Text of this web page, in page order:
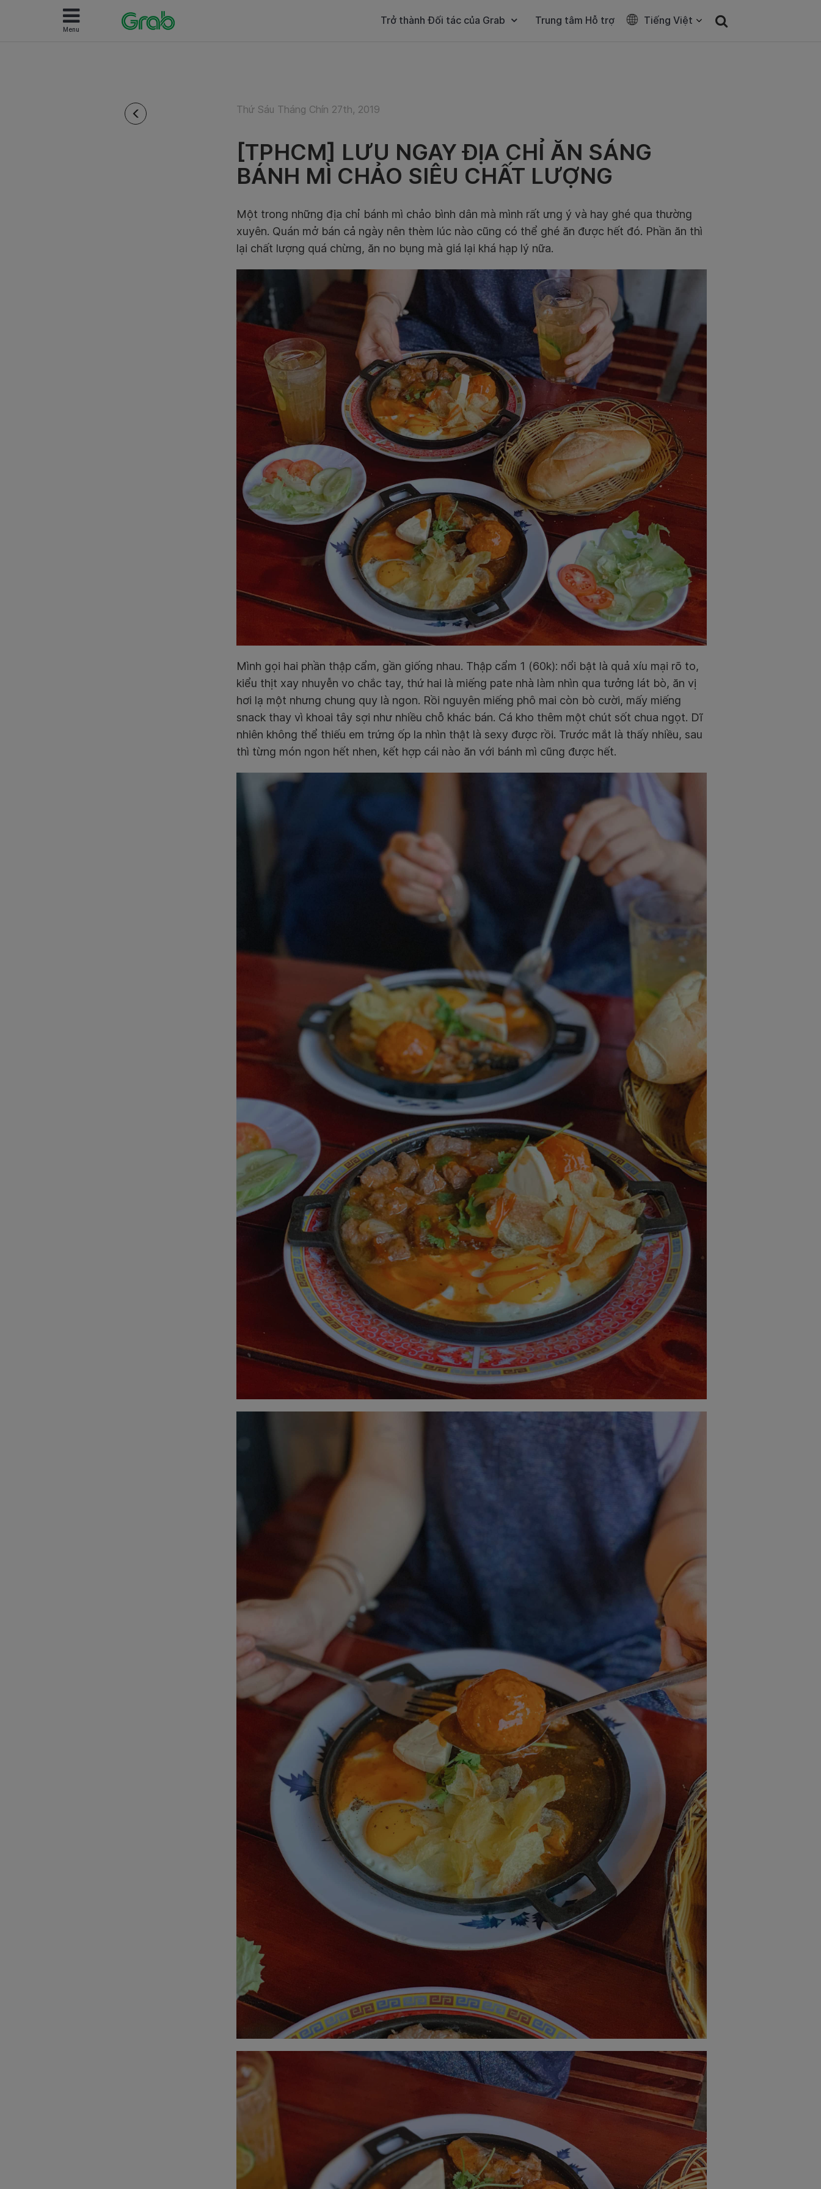
Menu
Trở thành Đối tác của Grab Trung tâm Hỗ trợ Tiếng Việt
Thứ Sáu Tháng Chín 27th, 2019
[TPHCM] LƯU NGAY ĐỊA CHỈ ĂN SÁNG
BÁNH MÌ CHẢO SIÊU CHẤT LƯỢNG
Một trong những địa chỉ bánh mì chảo bình dân mà mình rất ưng ý và hay ghé qua thường
xuyên. Quán mở bán cả ngày nên thèm lúc nào cũng có thể ghé ăn được hết đó. Phần ăn thì
lại chất lượng quá chừng, ăn no bụng mà giá lại khá hạp lý nữa.
Mình gọi hai phần thập cẩm, gần giống nhau. Thập cẩm 1 (60k): nổi bật là quả xíu mại rõ to,
kiểu thịt xay nhuyễn vo chắc tay, thứ hai là miếng pate nhà làm nhìn qua tưởng lát bò, ăn vị
hơi lạ một nhưng chung quy là ngon. Rồi nguyên miếng phô mai còn bò cười, mấy miếng
snack thay vì khoai tây sợi như nhiều chỗ khác bán. Cá kho thêm một chút sốt chua ngọt. Dĩ
nhiên không thể thiếu em trứng ốp la nhìn thật là sexy được rồi. Trước mắt là thấy nhiều, sau
thì từng món ngon hết nhen, kết hợp cái nào ăn với bánh mì cũng được hết.